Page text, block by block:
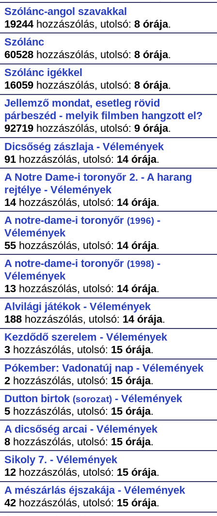
Szólánc-angol szavakkal
19244hozzászólás, utolsó: 8 órája.
Szólánc
60528hozzászólás, utolsó: 8 órája.
Szólánc igékkel
16059hozzászólás, utolsó: 8 órája.
Jellemző mondat, esetleg rövid
párbeszéd - melyik filmben hangzott el?
92719hozzászólás, utolsó: 9 órája.
Dicsőség zászlaja - Vélemények
91hozzászólás, utolsó: 14 órája.
A Notre Dame-i toronyőr 2. - A harang
rejtélye - Vélemények
14hozzászólás, utolsó: 14 órája.
A notre-dame-i toronyőr (1996)-
Vélemények
55hozzászólás, utolsó: 14 órája.
A notre-dame-i toronyőr (1998)-
Vélemények
13hozzászólás, utolsó: 14 órája.
Alvilági játékok - Vélemények
188hozzászólás, utolsó: 14 órája.
Kezdődő szerelem - Vélemények
3hozzászólás, utolsó: 15 órája.
Pókember: Vadonatúj nap - Vélemények
2hozzászólás, utolsó: 15 órája.
Dutton birtok (sorozat)- Vélemények
5hozzászólás, utolsó: 15 órája.
A dicsőség arcai - Vélemények
8hozzászólás, utolsó: 15 órája.
Sikoly 7. - Vélemények
12hozzászólás, utolsó: 15 órája.
A mészárlás éjszakája - Vélemények
42hozzászólás, utolsó: 15 órája.